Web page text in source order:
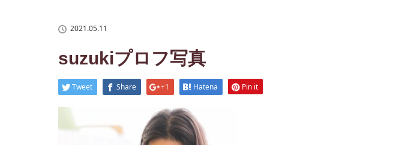
2021.05.11
suzukiプロフ写真
Tweet Share +1 Hatena Pin it